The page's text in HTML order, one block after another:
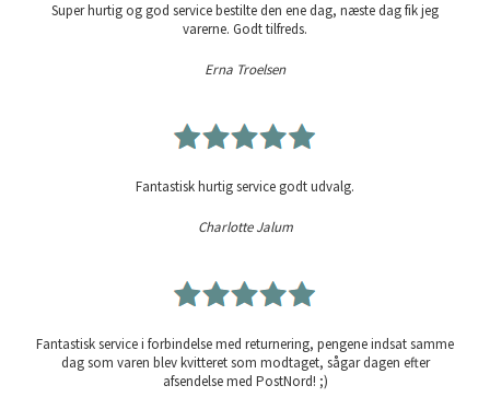
Super hurtig og god service bestilte den ene dag, næste dag fik jeg
varerne. Godt tilfreds.
Erna Troelsen
Fantastisk hurtig service godt udvalg.
Charlotte Jalum
Fantastisk service i forbindelse med returnering, pengene indsat samme
dag som varen blev kvitteret som modtaget, sågar dagen efter
afsendelse med PostNord! ;)